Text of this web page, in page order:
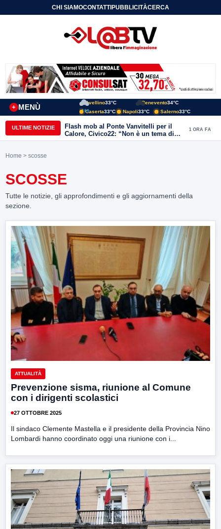
CHI SIAMOCONTATTIPUBBLICITÀCERCA
MENÙ
+
Avellino33°C Benevento34°C
Caserta33°C Napoli33°C Salerno33°C
ULTIME NOTIZIE
Flash mob al Ponte Vanvitelli per il
Calore, Civico22: “Non è un tema di
quartiere, riguarda tutta Benevento”
1 ORA FA
Home > scosse
SCOSSE
Tutte le notizie, gli approfondimenti e gli aggiornamenti della
sezione.
ATTUALITÀ
Prevenzione sisma, riunione al Comune
con i dirigenti scolastici
27 OTTOBRE 2025
Il sindaco Clemente Mastella e il presidente della Provincia Nino
Lombardi hanno coordinato oggi una riunione con i...